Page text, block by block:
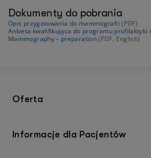
Dokumenty do pobrania
Opis przygotowania do mammografii(PDF)
Ankieta kwalifikująca do programu profilaktyki
Mammography – preparation(PDF, English)
Oferta
Informacje dla Pacjentów